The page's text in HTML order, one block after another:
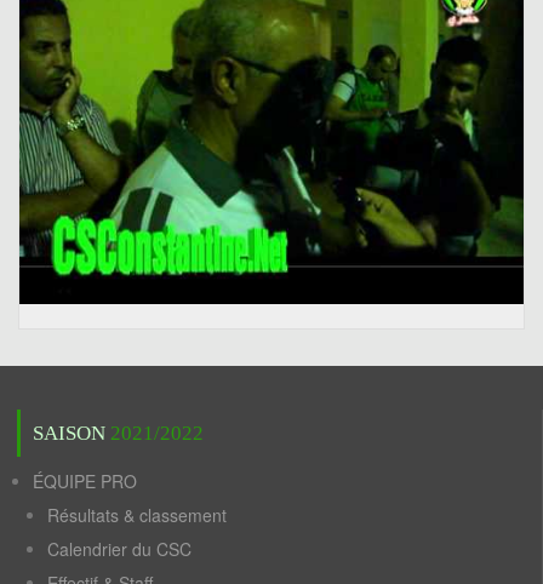
SAISON 2021/2022
ÉQUIPE PRO
Résultats & classement
Calendrier du CSC